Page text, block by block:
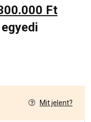
Ft
Mit jelent?